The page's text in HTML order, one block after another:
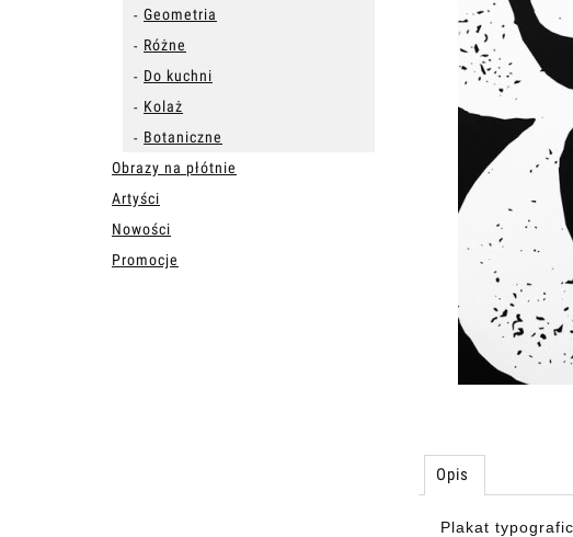
Geometria
Różne
Do kuchni
Kolaż
Botaniczne
Obrazy na płótnie
Artyści
Nowości
Promocje
Opis
Plakat